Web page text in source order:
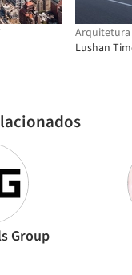
Group
Arquitetura
Lushan